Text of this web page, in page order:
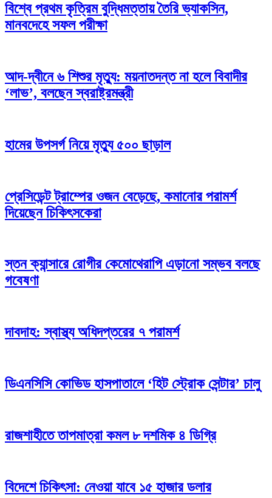
বিশ্বে প্রথম কৃত্রিম বুদ্ধিমত্তায় তৈরি ভ্যাকসিন,
মানবদেহে সফল পরীক্ষা
আদ-দ্বীনে ৬ শিশুর মৃত্যু: ময়নাতদন্ত না হলে বিবাদীর
‘লাভ’, বলছেন স্বরাষ্ট্রমন্ত্রী
হামের উপসর্গ নিয়ে মৃত্যু ৫০০ ছাড়াল
প্রেসিডেন্ট ট্রাম্পের ওজন বেড়েছে, কমানোর পরামর্শ
দিয়েছেন চিকিৎসকেরা
স্তন ক্যান্সারে রোগীর কেমোথেরাপি এড়ানো সম্ভব বলছে
গবেষণা
দাবদাহ: স্বাস্থ্য অধিদপ্তরের ৭ পরামর্শ
ডিএনসিসি কোভিড হাসপাতালে ‘হিট স্ট্রোক সেন্টার’ চালু
রাজশাহীতে তাপমাত্রা কমল ৮ দশমিক ৪ ডিগ্রি
বিদেশে চিকিৎসা: নেওয়া যাবে ১৫ হাজার ডলার